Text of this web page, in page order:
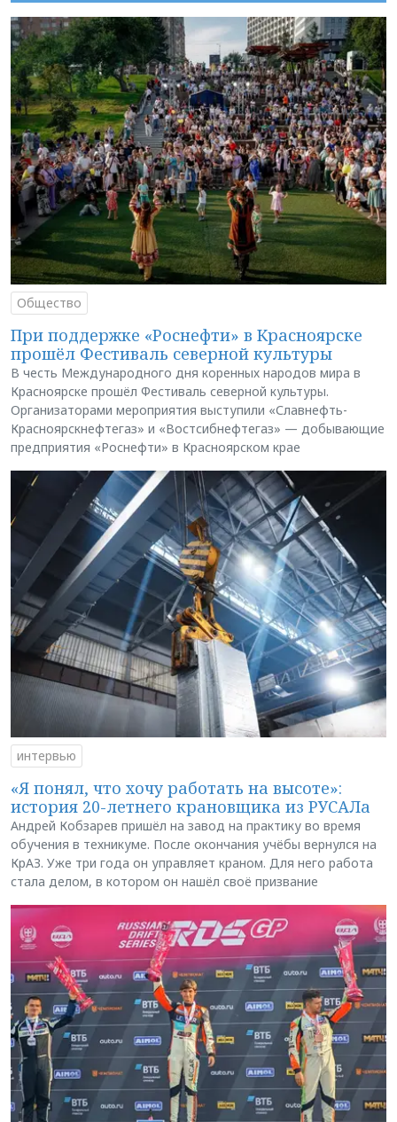
Общество
При поддержке «Роснефти» в Красноярске
прошёл Фестиваль северной культуры
В честь Международного дня коренных народов мира в
Красноярске прошёл Фестиваль северной культуры.
Организаторами мероприятия выступили «Славнефть-
Красноярскнефтегаз» и «Востсибнефтегаз» — добывающие
предприятия «Роснефти» в Красноярском крае
интервью
«Я понял, что хочу работать на высоте»:
история 20-летнего крановщика из РУСАЛа
Андрей Кобзарев пришёл на завод на практику во время
обучения в техникуме. После окончания учёбы вернулся на
КрАЗ. Уже три года он управляет краном. Для него работа
стала делом, в котором он нашёл своё призвание